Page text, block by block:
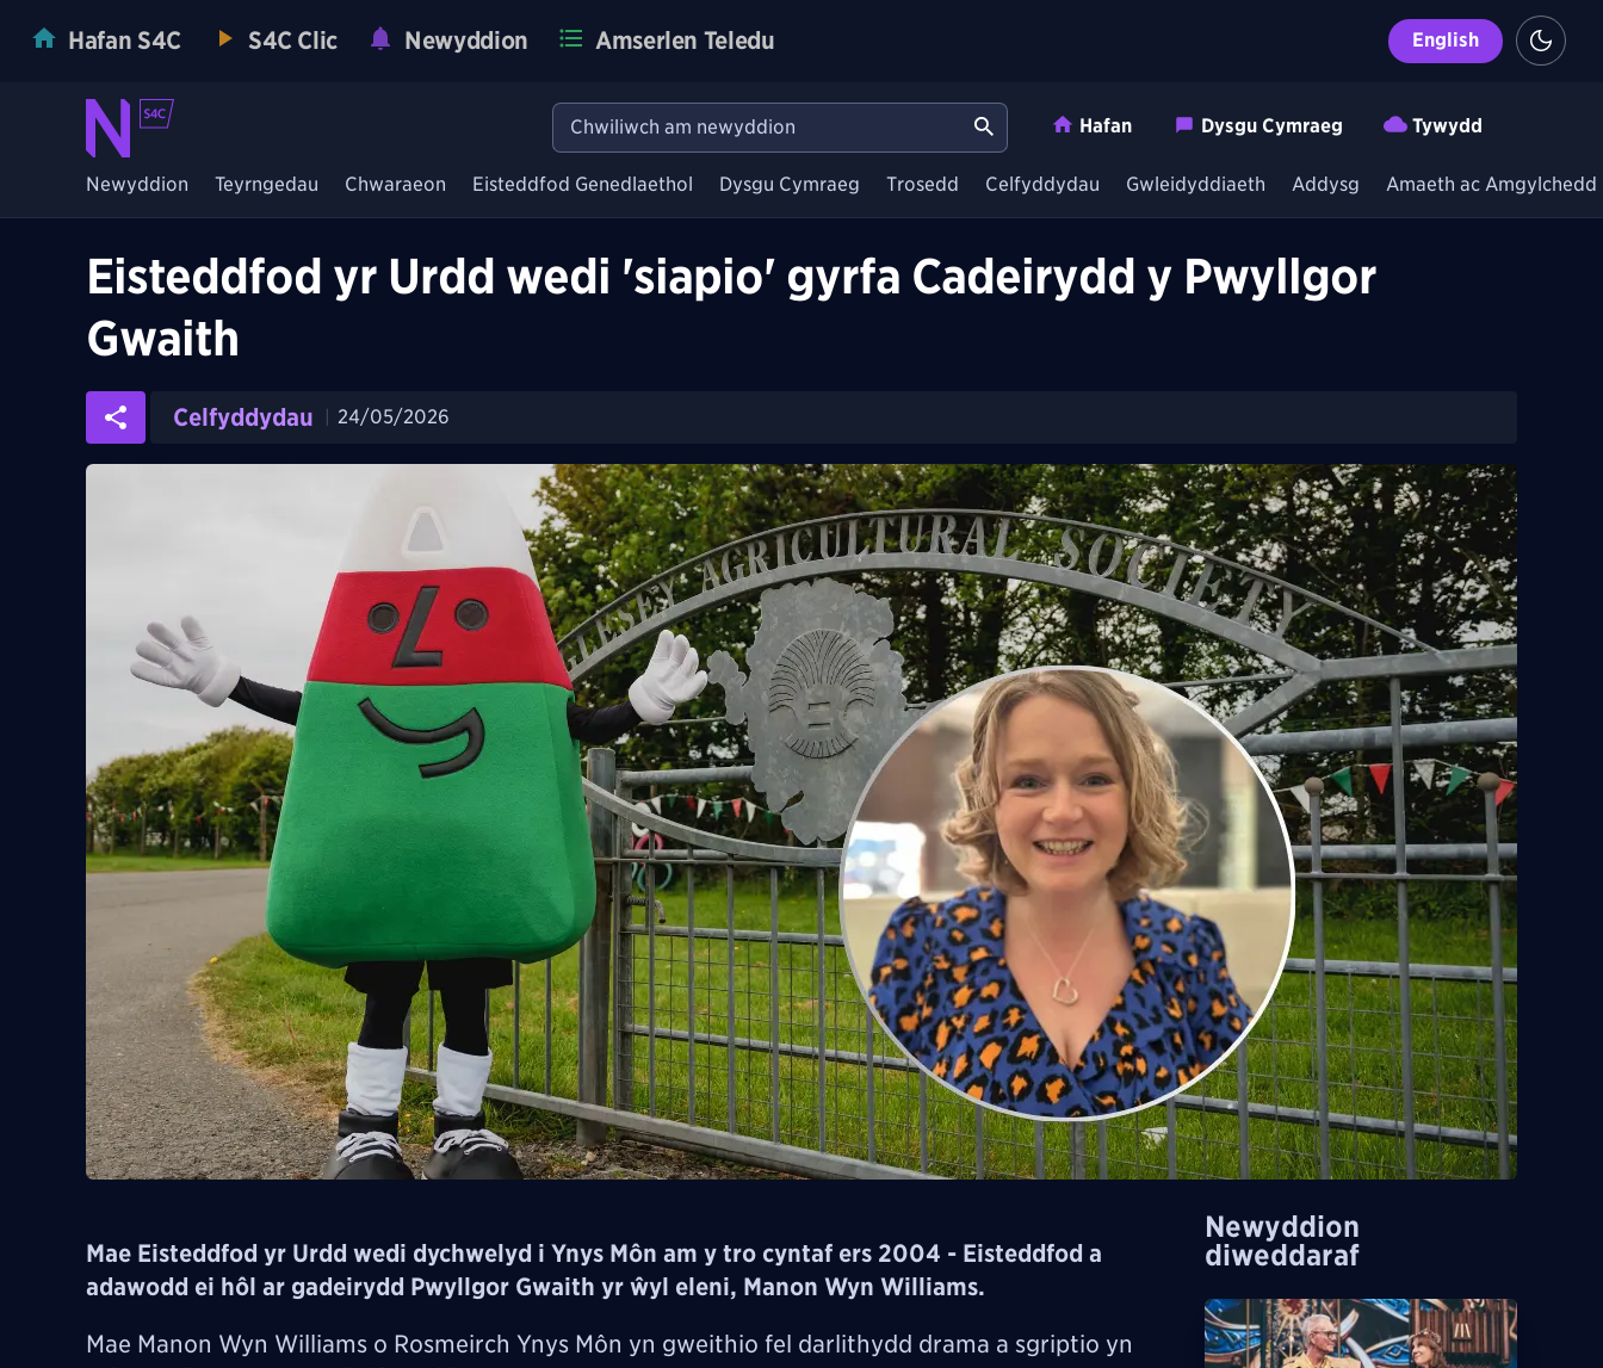
Hafan S4C S4C Clic Newyddion Amserlen Teledu English
Hafan Dysgu Cymraeg Tywydd
Newyddion Teyrngedau Chwaraeon Eisteddfod Genedlaethol Dysgu Cymraeg Trosedd Celfyddydau Gwleidyddiaeth Addysg Amaeth ac Amgylchedd
Eisteddfod yr Urdd wedi 'siapio' gyrfa Cadeirydd y Pwyllgor
Gwaith
Celfyddydau 24/05/2026
Mae Eisteddfod yr Urdd wedi dychwelyd i Ynys Môn am y tro cyntaf ers 2004 - Eisteddfod a
adawodd ei hôl ar gadeirydd Pwyllgor Gwaith yr ŵyl eleni, Manon Wyn Williams.
Mae Manon Wyn Williams o Rosmeirch Ynys Môn yn gweithio fel darlithydd drama a sgriptio yn
Newyddion
diweddaraf